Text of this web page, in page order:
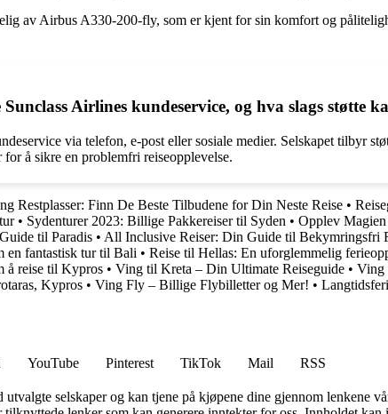
av Airbus A330-200-fly, som er kjent for sin komfort og
Airlines kundeservice, og hva slags støtte
via telefon, e-post eller sosiale medier. Selskapet tilbyr
å sikre en problemfri reiseopplevelse.
Restplasser: Finn De Beste Tilbudene for Din Neste Reise •
• Sydenturer 2023: Billige Pakkereiser til Syden • Opplev
til Paradis • All Inclusive Reiser: Din Guide til Bekymringsfri
en fantastisk tur til Bali • Reise til Hellas: En uforglemmelig
å reise til Kypros • Ving til Kreta – Din Ultimate Reiseguide • Ving
Kypros • Ving Fly – Billige Flybilletter og Mer! •
YouTube Pinterest TikTok Mail
RSS
selskaper og kan tjene på kjøpene dine gjennom lenkene